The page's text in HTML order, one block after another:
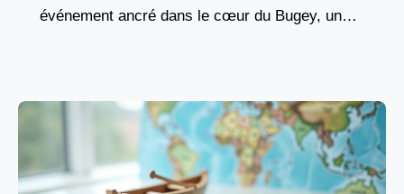
événement ancré dans le cœur du Bugey, une